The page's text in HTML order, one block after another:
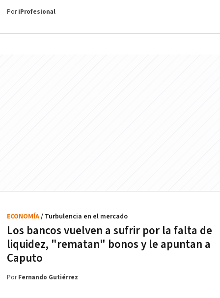
PoriProfesional
Los bancos vuelven a sufrir por la falta de
liquidez, "rematan" bonos y le apuntan a
Caputo
ECONOMÍA/ Turbulencia en el mercado
PorFernando Gutiérrez